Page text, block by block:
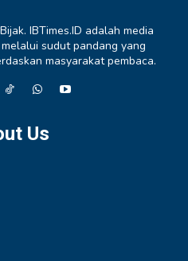
IBTimes.ID adalah media
sudut pandang yang
masyarakat pembaca.
Us